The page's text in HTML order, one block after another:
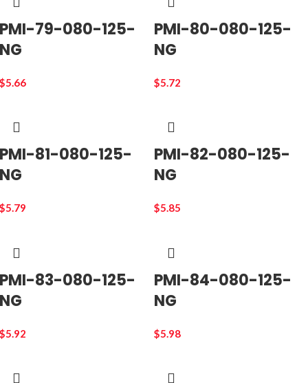
PMI-79-080-125-
NG
$5.66
PMI-80-080-125-
NG
$5.72
PMI-81-080-125-
NG
$5.79
PMI-82-080-125-
NG
$5.85
PMI-83-080-125-
NG
$5.92
PMI-84-080-125-
NG
$5.98